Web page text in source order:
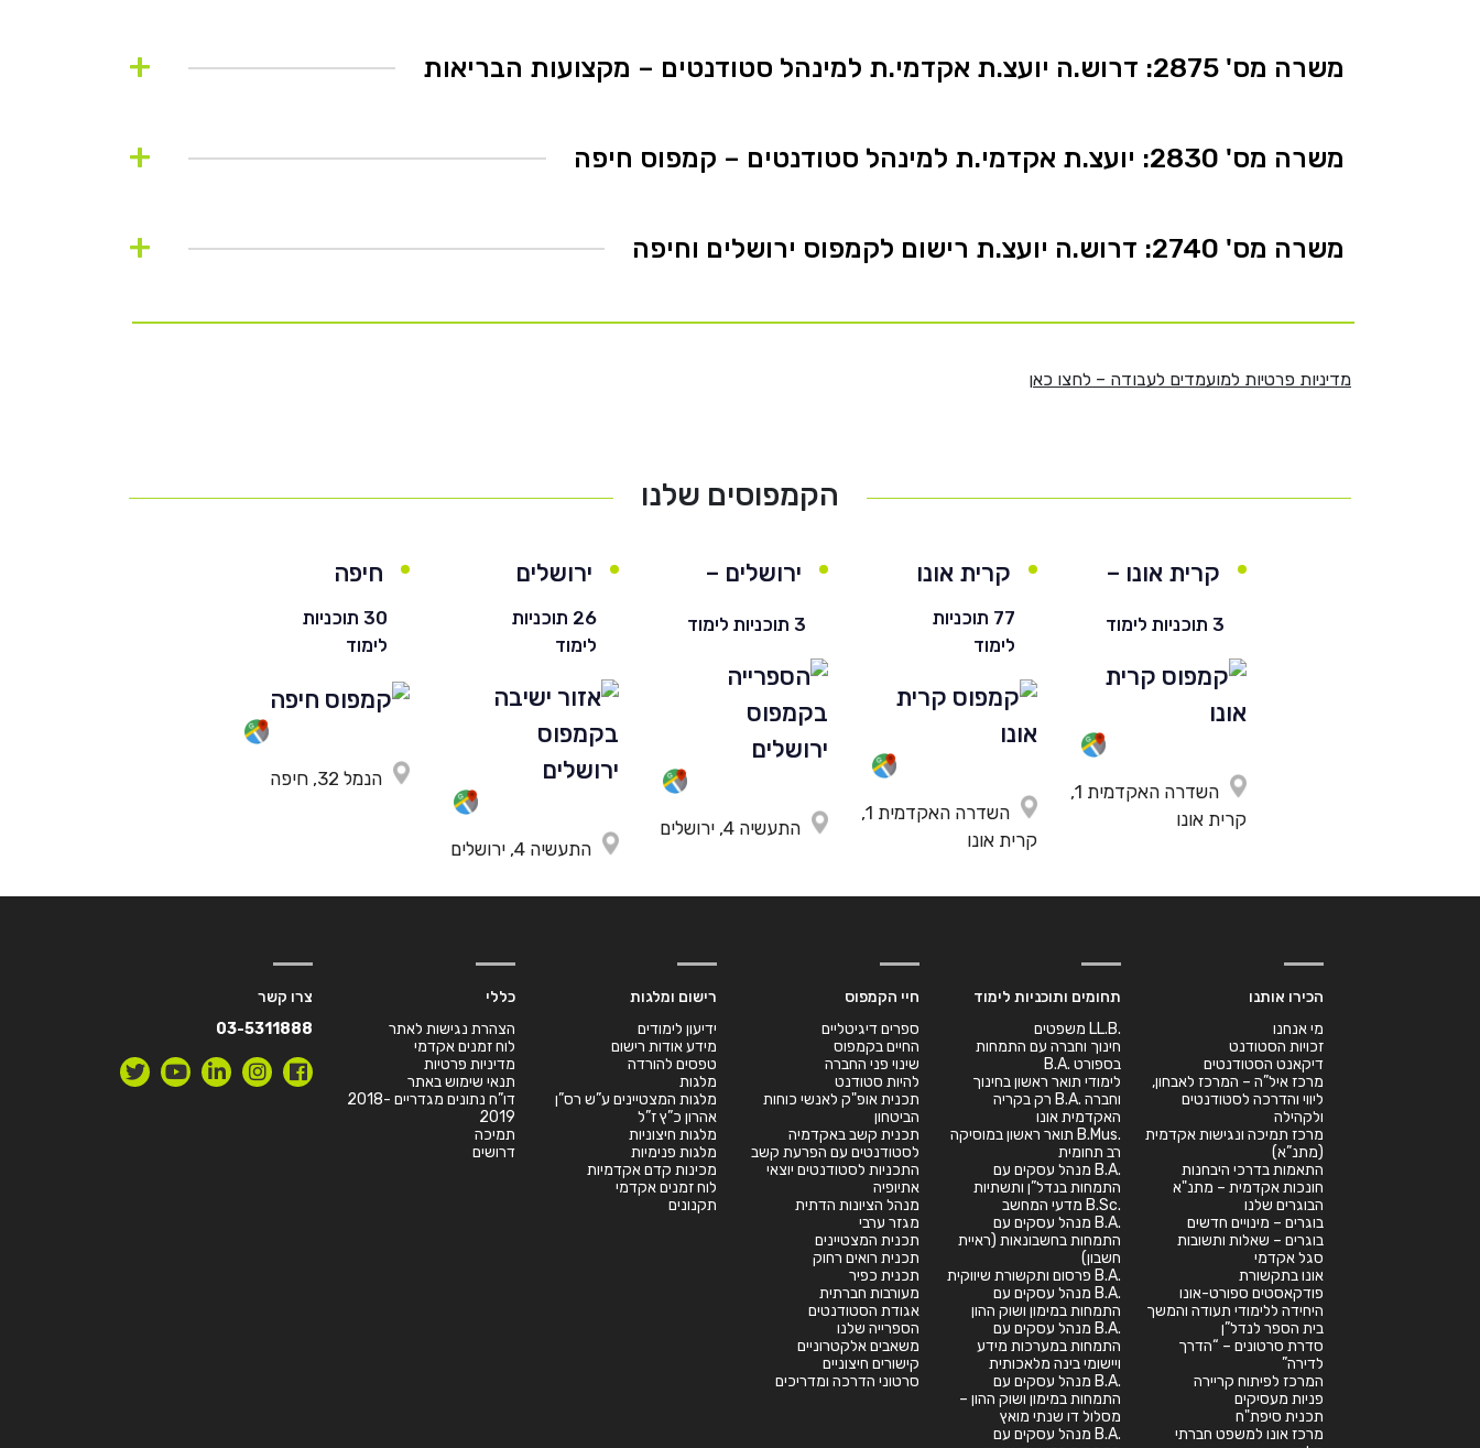
משרה מס' 2875: דרוש.ה יועצ.ת אקדמי.ת למינהל סטודנטים – מקצועות הבריאות +
משרה מס' 2830: יועצ.ת אקדמי.ת למינהל סטודנטים – קמפוס חיפה +
משרה מס' 2740: דרוש.ה יועצ.ת רישום לקמפוס ירושלים וחיפה +
מדיניות פרטיות למועמדים לעבודה – לחצו כאן
הקמפוסים שלנו
קרית אונו –
3 תוכניות לימוד
השדרה האקדמית 1,
קרית אונו
קרית אונו
77 תוכניות
לימוד
השדרה האקדמית 1,
קרית אונו
ירושלים –
3 תוכניות לימוד
התעשיה 4, ירושלים
ירושלים
26 תוכניות
לימוד
התעשיה 4, ירושלים
חיפה
30 תוכניות
לימוד
הנמל 32, חיפה
הכירו אותנו
מי אנחנו
זכויות הסטודנט
דיקאנט הסטודנטים
מרכז איל”ה – המרכז לאבחון,
ליווי והדרכה לסטודנטים
ולקהילה
מרכז תמיכה ונגישות אקדמית
(מתנ”א)
התאמות בדרכי היבחנות
חונכות אקדמית – מתנ"א
הבוגרים שלנו
בוגרים – מינויים חדשים
בוגרים – שאלות ותשובות
סגל אקדמי
אונו בתקשורת
פודקאסטים ספורט-אונו
היחידה ללימודי תעודה והמשך
בית הספר לנדל”ן
סדרת סרטונים – “הדרך
לדירה”
המרכז לפיתוח קריירה
פניות מעסיקים
תכנית סיפת"ח
מרכז אונו למשפט חברתי
תחומים ותוכניות לימוד
.LL.B משפטים
חינוך וחברה עם התמחות
בספורט .B.A
לימודי תואר ראשון בחינוך
וחברה .B.A רק בקריה
האקדמית אונו
.B.Mus תואר ראשון במוסיקה
רב תחומית
.B.A מנהל עסקים עם
התמחות בנדל”ן ותשתיות
.B.Sc מדעי המחשב
.B.A מנהל עסקים עם
התמחות בחשבונאות (ראיית
חשבון)
.B.A פרסום ותקשורת שיווקית
.B.A מנהל עסקים עם
התמחות במימון ושוק ההון
.B.A מנהל עסקים עם
התמחות במערכות מידע
ויישומי בינה מלאכותית
.B.A מנהל עסקים עם
התמחות במימון ושוק ההון –
מסלול דו שנתי מואץ
.B.A מנהל עסקים עם
חיי הקמפוס
ספרים דיגיטליים
החיים בקמפוס
שינוי פני החברה
להיות סטודנט
תכנית אופ"ק לאנשי כוחות
הביטחון
תכנית קשב באקדמיה
לסטודנטים עם הפרעת קשב
התכניות לסטודנטים יוצאי
אתיופיה
מנהל הציונות הדתית
מגזר ערבי
תכנית המצטיינים
תכנית רואים רחוק
תכנית כפיר
מעורבות חברתית
אגודת הסטודנטים
הספרייה שלנו
משאבים אלקטרוניים
קישורים חיצוניים
סרטוני הדרכה ומדריכים
רישום ומלגות
ידיעון לימודים
מידע אודות רישום
טפסים להורדה
מלגות
מלגות המצטיינים ע”ש רס”ן
אהרון כ”ץ ז”ל
מלגות חיצוניות
מלגות פנימיות
מכינות קדם אקדמיות
לוח זמנים אקדמי
תקנונים
כללי
הצהרת נגישות לאתר
לוח זמנים אקדמי
מדיניות פרטיות
תנאי שימוש באתר
דו”ח נתונים מגדריים 2018-
2019
תמיכה
דרושים
צרו קשר
03-5311888